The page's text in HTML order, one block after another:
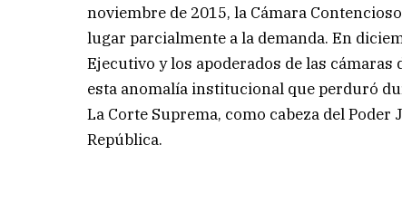
noviembre de 2015, la Cámara
lugar parcialmente a la demanda. En
Ejecutivo y los apoderados de las
esta anomalía institucional que perduró
La Corte Suprema, como cabeza del
República.